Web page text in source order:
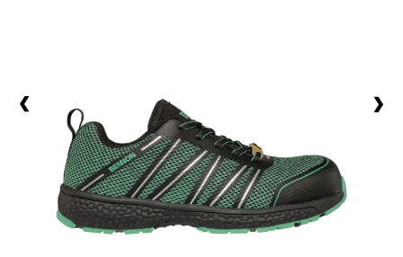
Obuća za slobodno vrijeme
Tactical